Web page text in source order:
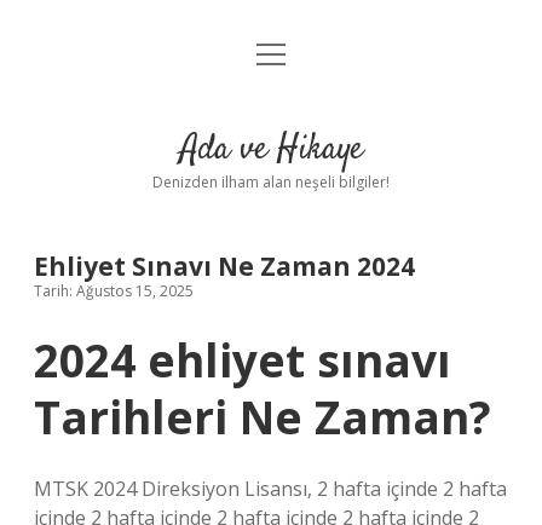
Anasayfa
Yasal Uyarı
menüyü
Ada ve Hikaye
Denizden ilham alan neşeli bilgiler!
Ehliyet Sınavı Ne Zaman 2024
Tarih: Ağustos 15, 2025
2024 ehliyet sınavı
Tarihleri Ne Zaman?
MTSK 2024 Direksiyon Lisansı, 2 hafta içinde 2 hafta
içinde 2 hafta içinde 2 hafta içinde 2 hafta içinde 2